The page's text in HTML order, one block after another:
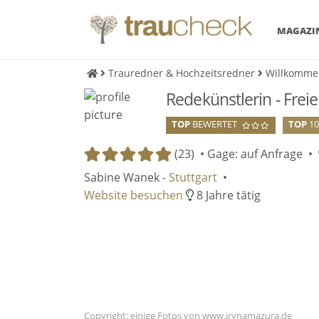
Trauredner & Hochzeitsredner
Redekünstlerin -
TOP BEWERTET TOP 10
(23) • Gage: auf Anfrage •
Sabine Wanek -Stuttgart •
Website besuchen
8 Jahre tätig
Indem Du auf diese
Indem Du auf diese
Copyright: einige Fotos von www.irynamazura.de